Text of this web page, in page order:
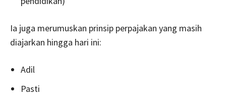
Ia juga merumuskan prinsip perpajakan yang masih
diajarkan hingga hari ini:
Adil
Pasti